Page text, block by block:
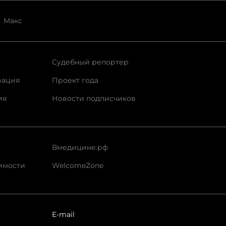
Макс
Судебный репортер
Проект года
Новости подписчиков
Вмедицине.рф
WelcomeZone
E-mail